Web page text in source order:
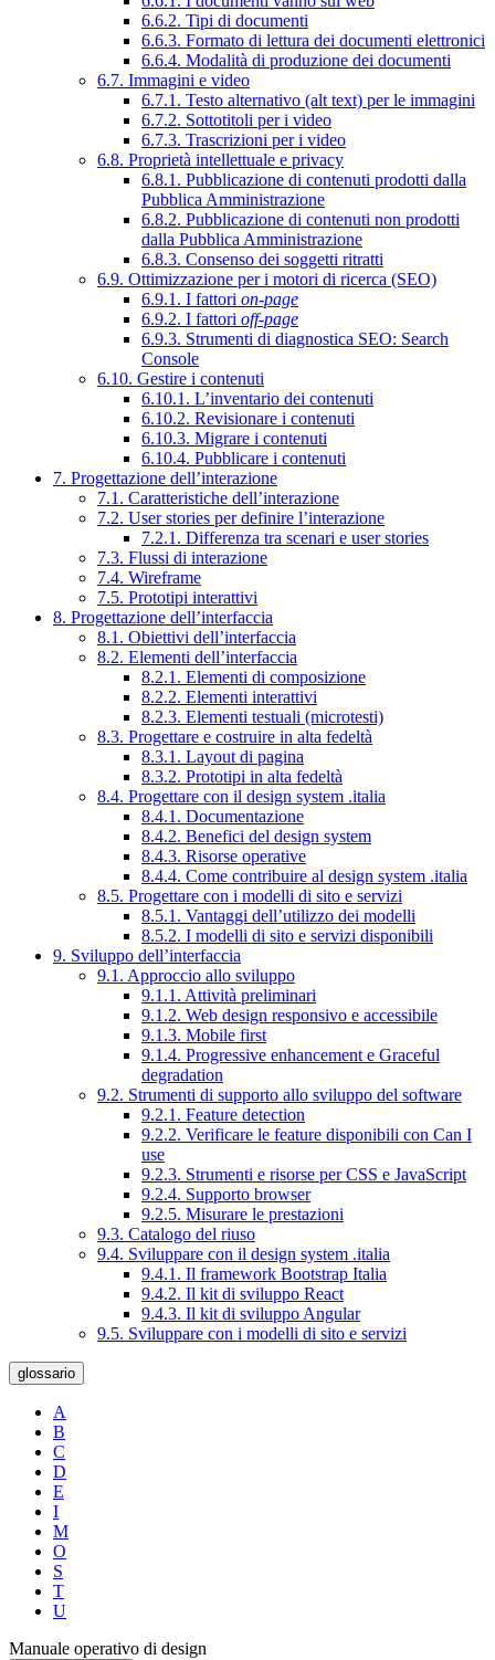
6.6.2. Tipi di documenti
6.6.3. Formato di lettura dei documenti elettronici
6.6.4. Modalità di produzione dei documenti
6.7. Immagini e video
6.7.1. Testo alternativo (alt text) per le immagini
6.7.2. Sottotitoli per i video
6.7.3. Trascrizioni per i video
6.8. Proprietà intellettuale e privacy
6.8.1. Pubblicazione di contenuti prodotti dalla
Pubblica Amministrazione
6.8.2. Pubblicazione di contenuti non prodotti
dalla Pubblica Amministrazione
6.8.3. Consenso dei soggetti ritratti
6.9. Ottimizzazione per i motori di ricerca (SEO)
6.9.1. I fattori on-page
6.9.2. I fattori off-page
6.9.3. Strumenti di diagnostica SEO: Search
Console
6.10. Gestire i contenuti
6.10.1. L’inventario dei contenuti
6.10.2. Revisionare i contenuti
6.10.3. Migrare i contenuti
6.10.4. Pubblicare i contenuti
7. Progettazione dell’interazione
7.1. Caratteristiche dell’interazione
7.2. User stories per definire l’interazione
7.2.1. Differenza tra scenari e user stories
7.3. Flussi di interazione
7.4. Wireframe
7.5. Prototipi interattivi
8. Progettazione dell’interfaccia
8.1. Obiettivi dell’interfaccia
8.2. Elementi dell’interfaccia
8.2.1. Elementi di composizione
8.2.2. Elementi interattivi
8.2.3. Elementi testuali (microtesti)
8.3. Progettare e costruire in alta fedeltà
8.3.1. Layout di pagina
8.3.2. Prototipi in alta fedeltà
8.4. Progettare con il design system .italia
8.4.1. Documentazione
8.4.2. Benefici del design system
8.4.3. Risorse operative
8.4.4. Come contribuire al design system .italia
8.5. Progettare con i modelli di sito e servizi
8.5.1. Vantaggi dell’utilizzo dei modelli
8.5.2. I modelli di sito e servizi disponibili
9. Sviluppo dell’interfaccia
9.1. Approccio allo sviluppo
9.1.1. Attività preliminari
9.1.2. Web design responsivo e accessibile
9.1.3. Mobile first
9.1.4. Progressive enhancement e Graceful
degradation
9.2. Strumenti di supporto allo sviluppo del software
9.2.1. Feature detection
9.2.2. Verificare le feature disponibili con Can I
use
9.2.3. Strumenti e risorse per CSS e JavaScript
9.2.4. Supporto browser
9.2.5. Misurare le prestazioni
9.3. Catalogo del riuso
9.4. Sviluppare con il design system .italia
9.4.1. Il framework Bootstrap Italia
9.4.2. Il kit di sviluppo React
9.4.3. Il kit di sviluppo Angular
9.5. Sviluppare con i modelli di sito e servizi
glossario
A
B
C
D
E
I
M
O
S
T
U
Manuale operativo di design